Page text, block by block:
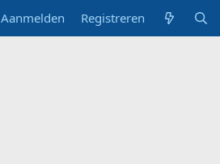
Aanmelden Registreren